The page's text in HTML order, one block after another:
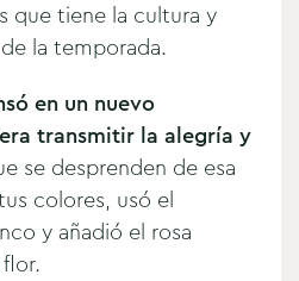
que tiene la cultura y
la temporada.
en un nuevo
transmitir la alegría y
se desprenden de esa
colores, usó el
y añadió el rosa